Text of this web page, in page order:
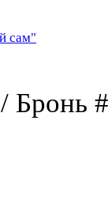
/ Бронь